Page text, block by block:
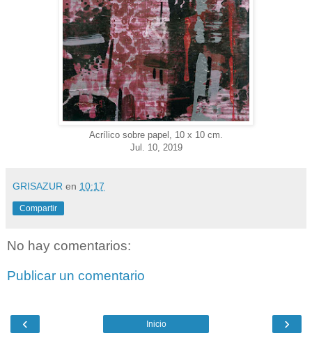
Acrílico sobre papel, 10 x 10 cm.
Jul. 10, 2019
GRISAZUR en 10:17
Compartir
No hay comentarios:
Publicar un comentario
‹ ›
Inicio